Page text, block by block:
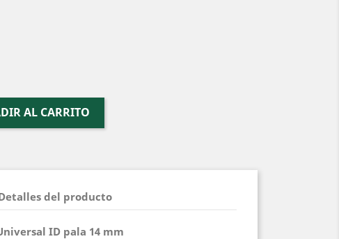
AL CARRITO
del producto
ID pala 14 mm